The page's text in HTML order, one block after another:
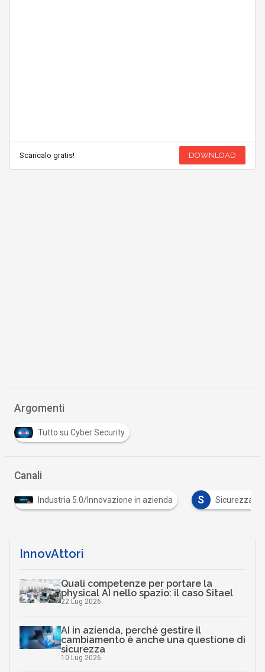
Scaricalo gratis! DOWNLOAD
Argomenti
Tutto su Cyber Security
Canali
Industria 5.0/Innovazione in azienda S Sicurezza
InnovAttori
Quali competenze per portare la
physical AI nello spazio: il caso Sitael
22 Lug 2026
AI in azienda, perché gestire il
cambiamento è anche una questione di
sicurezza
10 Lug 2026